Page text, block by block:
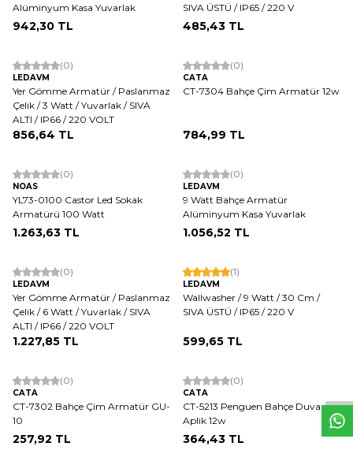
Alüminyum Kasa Yuvarlak
942,30 TL
SIVA ÜSTÜ / IP65 / 220 V
485,43 TL
(0)
LEDAVM
Yer Gömme Armatür / Paslanmaz
Çelik / 3 Watt / Yuvarlak / SIVA
ALTI / IP66 / 220 VOLT
856,64 TL
(0)
CATA
CT-7304 Bahçe Çim Armatür 12w
784,99 TL
(0)
NOAS
YL73-0100 Castor Led Sokak
Armatürü 100 Watt
1.263,63 TL
(0)
LEDAVM
9 Watt Bahçe Armatür
Alüminyum Kasa Yuvarlak
1.056,52 TL
(0)
LEDAVM
Yer Gömme Armatür / Paslanmaz
Çelik / 6 Watt / Yuvarlak / SIVA
ALTI / IP66 / 220 VOLT
1.227,85 TL
(1)
LEDAVM
Wallwasher / 9 Watt / 30 Cm /
SIVA ÜSTÜ / IP65 / 220 V
599,65 TL
(0)
CATA
CT-7302 Bahçe Çim Armatür GU-
10
257,92 TL
(0)
CATA
CT-5213 Penguen Bahçe Duvar
Aplik 12w
364,43 TL